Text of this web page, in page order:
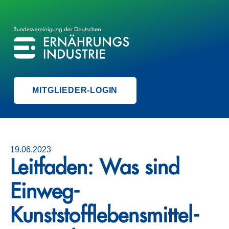
BVE
BUNDESVEREINIGUNG DER ERNÄHRUNGSINDUSTRIE
MITGLIEDER-LOGIN
19.06.2023
Leitfaden: Was sind
Einweg-
Kunststofflebens­mittel-